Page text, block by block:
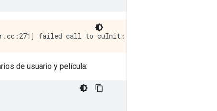
de usuario y película: